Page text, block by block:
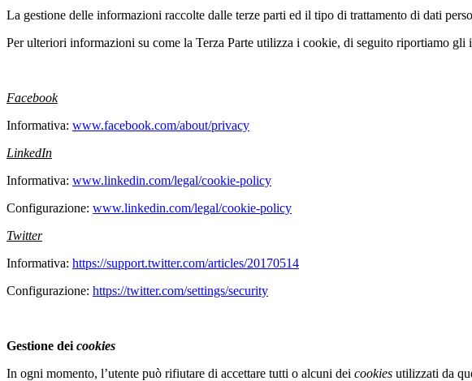
La gestione delle informazioni raccolte dalle terze parti ed il tipo di trattamento di dati
Per ulteriori informazioni su come la Terza Parte utilizza i cookie, di seguito riportiamo
Facebook
Informativa: www.facebook.com/about/privacy
LinkedIn
Informativa: www.linkedin.com/legal/cookie-policy
Configurazione: www.linkedin.com/legal/cookie-policy
Twitter
Informativa: https://support.twitter.com/articles/20170514
Configurazione: https://twitter.com/settings/security
Gestione dei cookies
In ogni momento, l’utente può rifiutare di accettare tutti o alcuni dei cookies utilizzati da